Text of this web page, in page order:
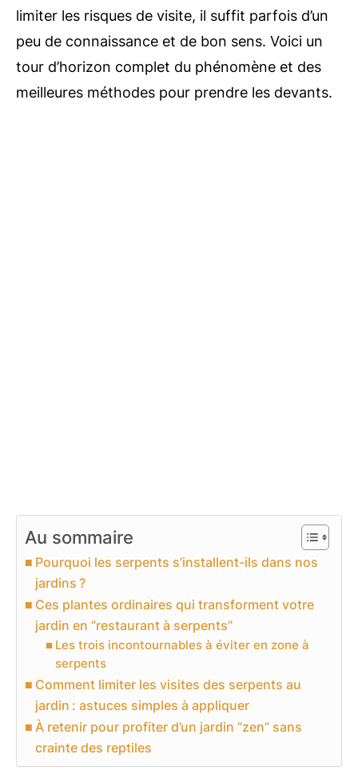
limiter les risques de visite, il suffit parfois d’un
peu de connaissance et de bon sens. Voici un
tour d’horizon complet du phénomène et des
meilleures méthodes pour prendre les devants.
Au sommaire
Pourquoi les serpents s’installent-ils dans nos
jardins ?
Ces plantes ordinaires qui transforment votre
jardin en “restaurant à serpents”
Les trois incontournables à éviter en zone à
serpents
Comment limiter les visites des serpents au
jardin : astuces simples à appliquer
À retenir pour profiter d’un jardin “zen” sans
crainte des reptiles